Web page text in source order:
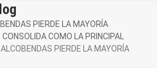
PIERDE LA MAYORÍA
COMO LA PRINCIPAL
ALCOBENDAS PIERDE LA MAYORÍA